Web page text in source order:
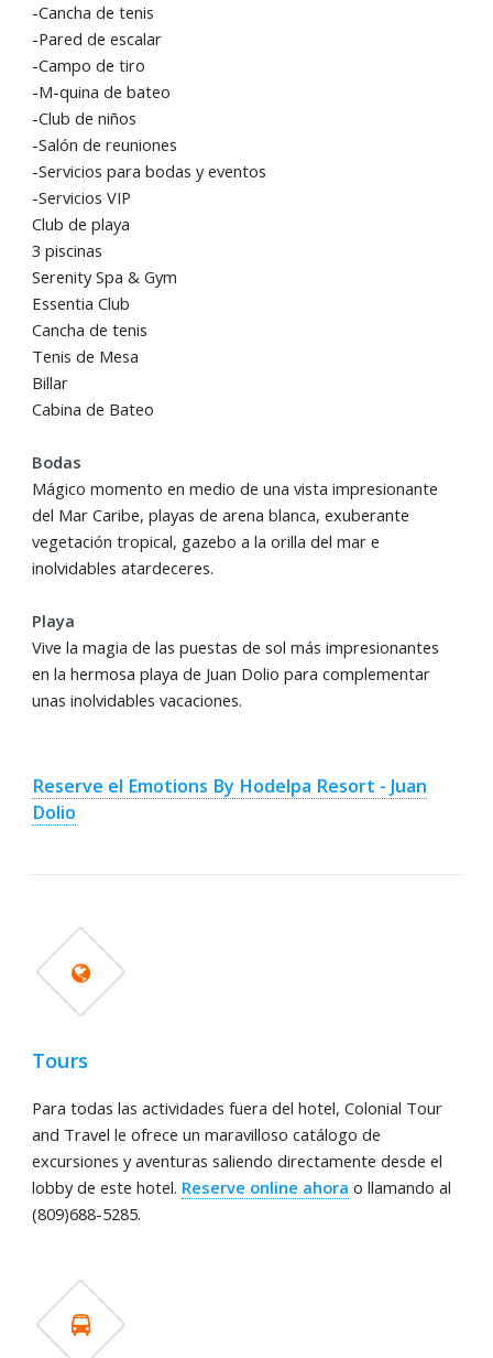
-Cancha de tenis
-Pared de escalar
-Campo de tiro
-M-quina de bateo
-Club de niños
-Salón de reuniones
-Servicios para bodas y eventos
-Servicios VIP
Club de playa
3 piscinas
Serenity Spa & Gym
Essentia Club
Cancha de tenis
Tenis de Mesa
Billar
Cabina de Bateo
Bodas
Mágico momento en medio de una vista impresionante
del Mar Caribe, playas de arena blanca, exuberante
vegetación tropical, gazebo a la orilla del mar e
inolvidables atardeceres.
Playa
Vive la magia de las puestas de sol más impresionantes
en la hermosa playa de Juan Dolio para complementar
unas inolvidables vacaciones.
Reserve el Emotions By Hodelpa Resort - Juan
Dolio
Tours
Para todas las actividades fuera del hotel, Colonial Tour
and Travel le ofrece un maravilloso catálogo de
excursiones y aventuras saliendo directamente desde el
lobby de este hotel. Reserve online ahora o llamando al
(809)688-5285.